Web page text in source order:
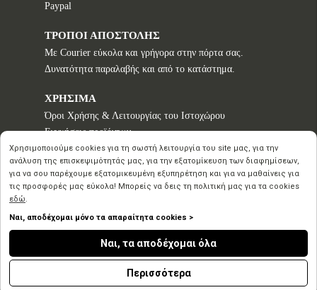
Paypal
ΤΡΟΠΟΙ ΑΠΟΣΤΟΛΗΣ
Με Courier εύκολα και γρήγορα στην πόρτα σας.
Δυνατότητα παραλαβής και από το κατάστημα.
ΧΡΗΣΙΜΑ
Όροι Χρήσης & Λειτουργίας του Ιστοχώρου
Εγγυήσεις προϊόντων
Τρόποι παραγγελίας
Πολιτική επιστροφών - Δικαίωμα Υπαναχώρησης
Προστασία Προσωπικών Δεδομένων
Copyright © 2020 2026
Inspirational Creationby Advisable
by Ecommercen
Χρησιμοποιούμε cookies για τη σωστή λειτουργία του site μας, για την
ανάλυση της επισκεψιμότητάς μας, για την εξατομίκευση των διαφημίσεων,
για να σου παρέχουμε εξατομικευμένη εξυπηρέτηση και για να μαθαίνεις για
τις προσφορές μας εύκολα! Μπορείς να δεις τη πολιτική μας για τα cookies
εδώ.
Ναι, αποδέχομαι μόνο τα απαραίτητα cookies >
Ναι, τα αποδέχομαι όλα
Περισσότερα